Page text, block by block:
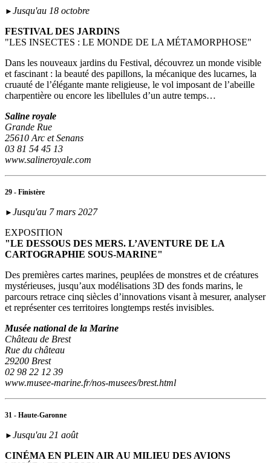
► Jusqu'au 18 octobre
FESTIVAL DES JARDINS
"LES INSECTES : LE MONDE DE LA MÉTAMORPHOSE"
Dans les nouveaux jardins du Festival, découvrez un monde visible
et fascinant : la beauté des papillons, la mécanique des lucarnes, la
cruauté de l’élégante mante religieuse, le vol imposant de l’abeille
charpentière ou encore les libellules d’un autre temps…
Saline royale
Grande Rue
25610 Arc et Senans
03 81 54 45 13
www.salineroyale.com
29 - Finistère
► Jusqu'au 7 mars 2027
EXPOSITION
"LE DESSOUS DES MERS. L’AVENTURE DE LA
CARTOGRAPHIE SOUS-MARINE"
Des premières cartes marines, peuplées de monstres et de créatures
mystérieuses, jusqu’aux modélisations 3D des fonds marins, le
parcours retrace cinq siècles d’innovations visant à mesurer, analyser
et représenter ces territoires longtemps restés invisibles.
Musée national de la Marine
Château de Brest
Rue du château
29200 Brest
02 98 22 12 39
www.musee-marine.fr/nos-musees/brest.html
31 - Haute-Garonne
► Jusqu'au 21 août
CINÉMA EN PLEIN AIR AU MILIEU DES AVIONS